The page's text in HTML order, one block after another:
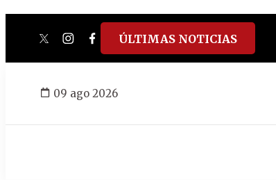
twitterinstagram
facebook
tiktokyoutube
spotify
ÚLTIMAS NOTICIAS
09 ago 2026